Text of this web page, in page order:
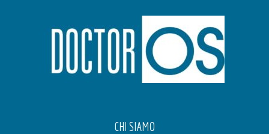
CHI SIAMO